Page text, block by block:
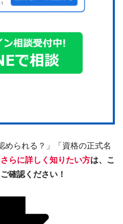
められる？」「資格の正式名
らに詳しく知りたい方は、こ
確認ください！